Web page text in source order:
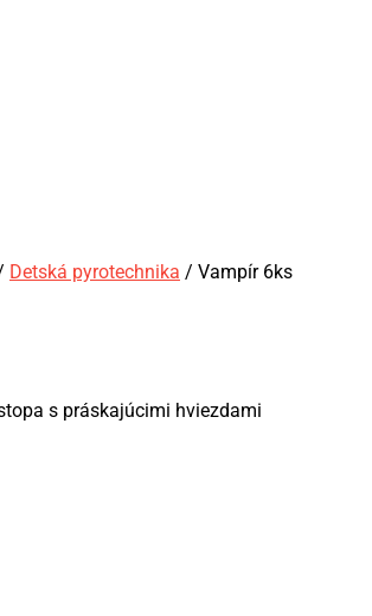
Detská pyrotechnika / Vampír 6ks
s práskajúcimi hviezdami